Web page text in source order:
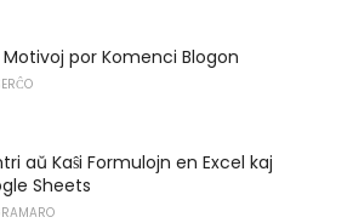
Motivoj por Komenci Blogon
aŭ Kaŝi Formulojn en Excel kaj
Sheets